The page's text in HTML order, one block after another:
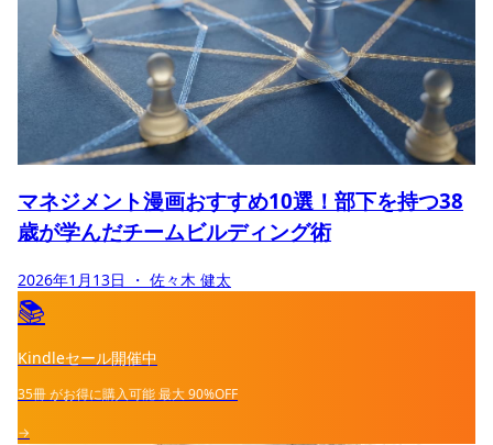
マネジメント漫画おすすめ10選！部下を持つ38
歳が学んだチームビルディング術
2026年1月13日 ・ 佐々木 健太
📚
Kindleセール開催中
35冊がお得に購入可能最大90%OFF
→